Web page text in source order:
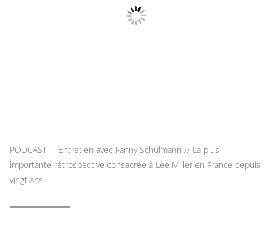
PODCAST – Entretien avec Fanny Schulmann // La plus
importante rétrospective consacrée à Lee Miller en France depuis
vingt ans.